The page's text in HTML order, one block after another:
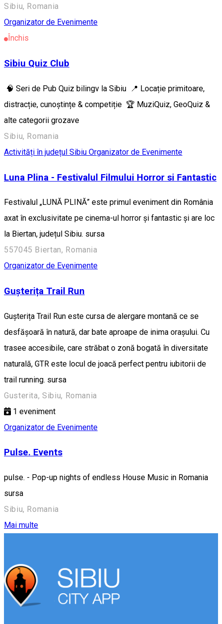
Sibiu, Romania
Organizator de Evenimente
Închis
Sibiu Quiz Club
🧠 Seri de Pub Quiz bilingv la Sibiu 📍 Locație primitoare,
distracție, cunoștințe & competiție 🏆 MuziQuiz, GeoQuiz &
alte categorii grozave
Sibiu, Romania
Activități în județul Sibiu Organizator de Evenimente
Luna Plina - Festivalul Filmului Horror si Fantastic
Festivalul „LUNĂ PLINĂ” este primul eveniment din România
axat în exclusivitate pe cinema-ul horror și fantastic și are loc
la Biertan, județul Sibiu. sursa
557045 Biertan, Romania
Organizator de Evenimente
Gușterița Trail Run
Gușterița Trail Run este cursa de alergare montană ce se
desfășoară în natură, dar bate aproape de inima orașului. Cu
trasee accesibile, care străbat o zonă bogată în diversitate
naturală, GTR este locul de joacă perfect pentru iubitorii de
trail running. sursa
Gusterita, Sibiu, Romania
1 eveniment
Organizator de Evenimente
Pulse. Events
pulse. - Pop-up nights of endless House Music in Romania
sursa
Sibiu, Romania
Mai multe